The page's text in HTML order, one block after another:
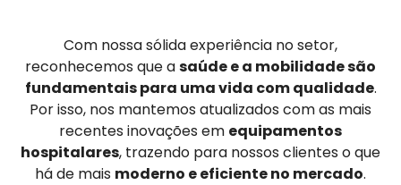
Com nossa sólida experiência no setor,
reconhecemos que asaúde e a mobilidade são
fundamentais para uma vida com qualidade.
Por isso, nos mantemos atualizados com as mais
recentes inovações em equipamentos
hospitalares, trazendo para nossos clientes o que
há de mais moderno e eficiente no mercado.